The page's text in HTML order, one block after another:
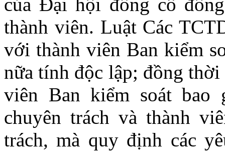
thành viên. Luật Các
với thành viên Ban kiểm
nữa tính độc lập; đồng
viên Ban kiểm soát bao
chuyên trách và thành
trách, mà quy định các